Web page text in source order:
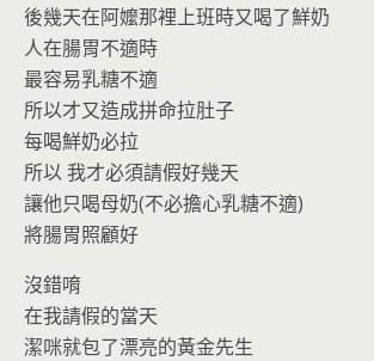
後幾天在阿嬤那裡上班時又喝了鮮奶
人在腸胃不適時
最容易乳糖不適
所以才又造成拼命拉肚子
每喝鮮奶必拉
所以 我才必須請假好幾天
讓他只喝母奶(不必擔心乳糖不適)
將腸胃照顧好
沒錯唷
在我請假的當天
潔咪就包了漂亮的黃金先生